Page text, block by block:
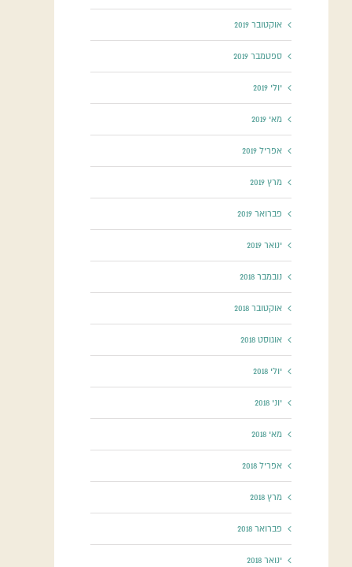
אוקטובר 2019
ספטמבר 2019
יולי 2019
מאי 2019
אפריל 2019
מרץ 2019
פברואר 2019
ינואר 2019
נובמבר 2018
אוקטובר 2018
אוגוסט 2018
יולי 2018
יוני 2018
מאי 2018
אפריל 2018
מרץ 2018
פברואר 2018
ינואר 2018